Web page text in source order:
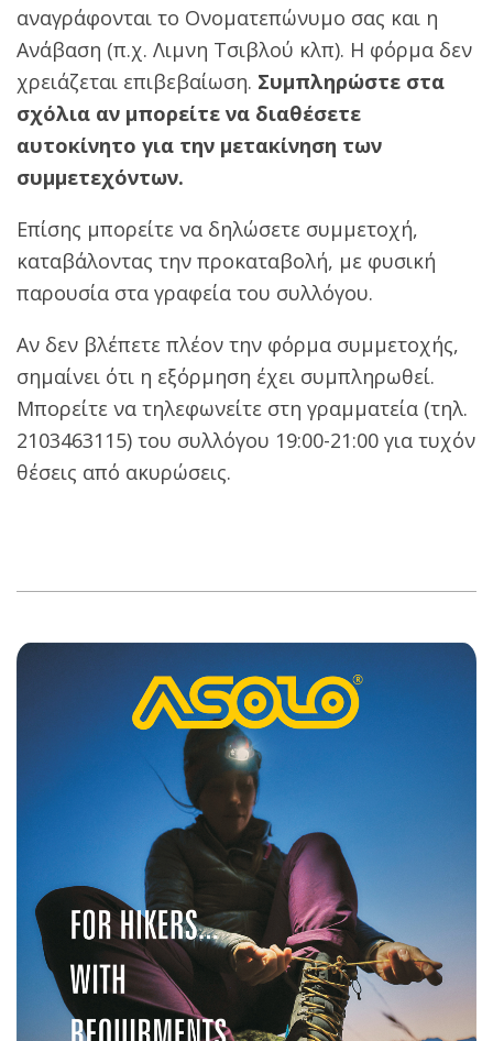
αναγράφονται το Ονοματεπώνυμο σας και η
Ανάβαση (π.χ. Λιμνη Τσιβλού κλπ). Η φόρμα δεν
χρειάζεται επιβεβαίωση. Συμπληρώστε στα
σχόλια αν μπορείτε να διαθέσετε
αυτοκίνητο για την μετακίνηση των
συμμετεχόντων.
Επίσης μπορείτε να δηλώσετε συμμετοχή,
καταβάλοντας την προκαταβολή, με φυσική
παρουσία στα γραφεία του συλλόγου.
Αν δεν βλέπετε πλέον την φόρμα συμμετοχής,
σημαίνει ότι η εξόρμηση έχει συμπληρωθεί.
Μπορείτε να τηλεφωνείτε στη γραμματεία (τηλ.
2103463115) του συλλόγου 19:00-21:00 για τυχόν
θέσεις από ακυρώσεις.
06-